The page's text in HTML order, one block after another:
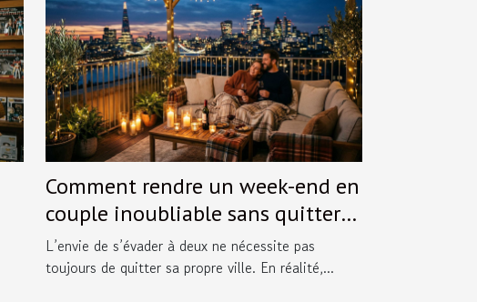
Comment rendre un week-end en
couple inoubliable sans quitter
la ville ?
L’envie de s’évader à deux ne nécessite pas
toujours de quitter sa propre ville. En réalité,...